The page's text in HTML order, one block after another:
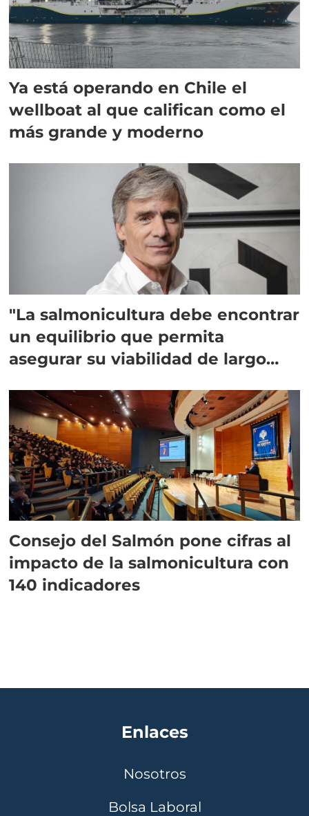
Ya está operando en Chile el
wellboat al que califican como el
más grande y moderno
"La salmonicultura debe encontrar
un equilibrio que permita
asegurar su viabilidad de largo
Consejo del Salmón pone cifras al
impacto de la salmonicultura con
140 indicadores
Enlaces
Nosotros
Bolsa Laboral